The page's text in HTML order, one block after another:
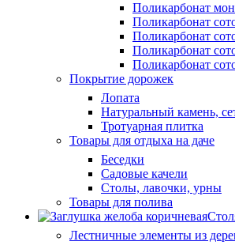
Поликарбонат
Поликарбонат
Поликарбонат
Поликарбонат
Поликарбонат
Покрытие дорожек
Лопата
Натуральный камень,
Тротуарная плитка
Товары для отдыха на даче
Беседки
Садовые качели
Столы, лавочки, урны
Товары для полива
Лестничные элементы из